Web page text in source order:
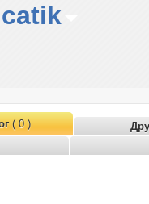
catik
( 0 )